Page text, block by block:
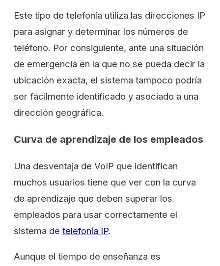
Este tipo de telefonía utiliza las direcciones IP
para asignar y determinar los números de
teléfono. Por consiguiente, ante una situación
de emergencia en la que no se pueda decir la
ubicación exacta, el sistema tampoco podría
ser fácilmente identificado y asociado a una
dirección geográfica.
Curva de aprendizaje de los empleados
Una desventaja de VoIP que identifican
muchos usuarios tiene que ver con la curva
de aprendizaje que deben superar los
empleados para usar correctamente el
sistema de telefonía IP.
Aunque el tiempo de enseñanza es